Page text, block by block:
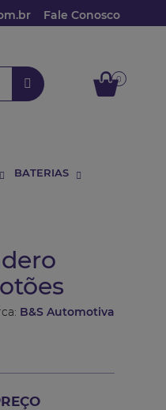
Fale Conosco
0
BATERIAS
B&S Automotiva